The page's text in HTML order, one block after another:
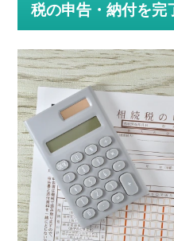
税の申告・納付を完